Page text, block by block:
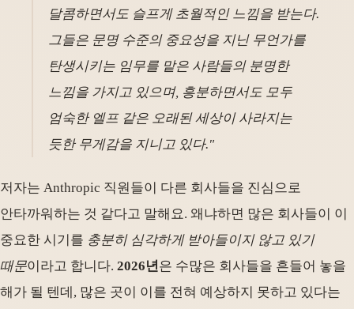
달콤하면서도 슬프게 초월적인 느낌을 받는다.
그들은 문명 수준의 중요성을 지닌 무언가를
탄생시키는 임무를 맡은 사람들의 분명한
느낌을 가지고 있으며, 흥분하면서도 모두
엄숙한 엘프 같은 오래된 세상이 사라지는
듯한 무게감을 지니고 있다."
저자는 Anthropic 직원들이 다른 회사들을 진심으로
안타까워하는 것 같다고 말해요. 왜냐하면 많은 회사들이 이
중요한 시기를 충분히 심각하게 받아들이지 않고 있기
때문이라고 합니다. 2026년 은 수많은 회사들을 흔들어 놓을
해가 될 텐데, 많은 곳이 이를 전혀 예상하지 못하고 있다는